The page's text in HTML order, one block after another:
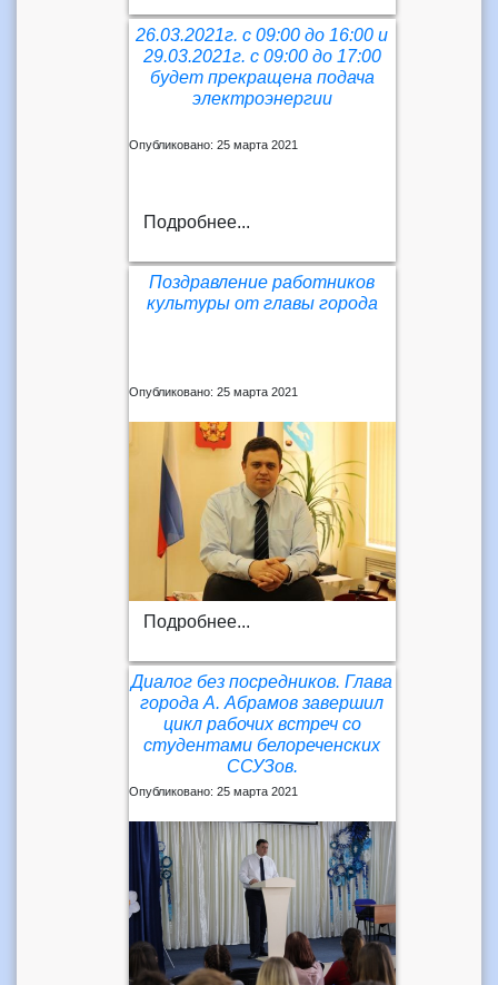
26.03.2021г. с 09:00 до 16:00 и
29.03.2021г. с 09:00 до 17:00
будет прекращена подача
электроэнергии
Опубликовано: 25 марта 2021
Подробнее...
Поздравление работников
культуры от главы города
Опубликовано: 25 марта 2021
Подробнее...
Диалог без посредников. Глава
города А. Абрамов завершил
цикл рабочих встреч со
студентами белореченских
ССУЗов.
Опубликовано: 25 марта 2021